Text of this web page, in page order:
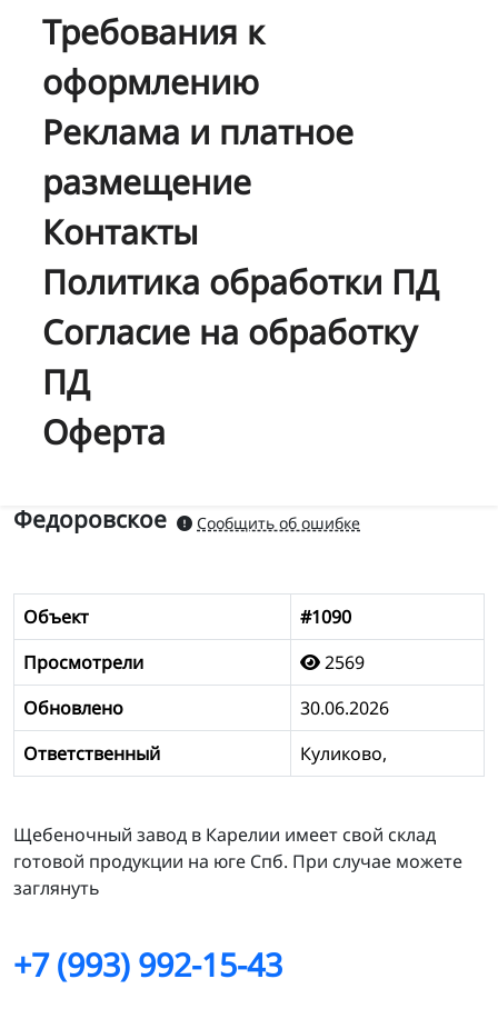
Требования к
оформлению
Реклама и платное
размещение
Контакты
Политика обработки ПД
Согласие на обработку
ПД
Оферта
Федоровское Сообщить об ошибке
Объект
#1090
Просмотрели
2569
Обновлено
30.06.2026
Ответственный
Куликово,
Щебеночный завод в Карелии имеет свой склад
готовой продукции на юге Спб. При случае можете
заглянуть
+7 (993) 992-15-43